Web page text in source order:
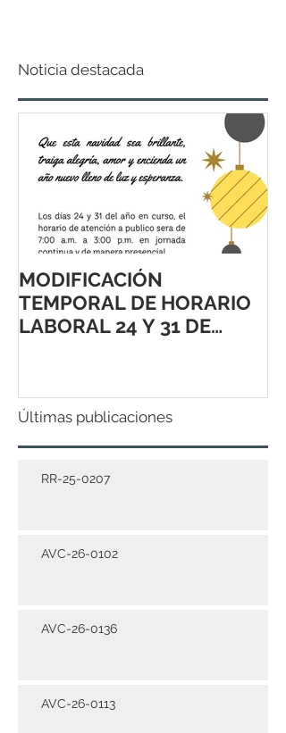
Noticia destacada
MODIFICACIÓN
TEMPORAL DE HORARIO
LABORAL 24 Y 31 DE
Últimas publicaciones
RR-25-0207
AVC-26-0102
AVC-26-0136
AVC-26-0113